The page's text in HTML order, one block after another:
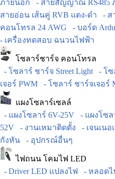
ภายนอก
- สายสัญญาณ RS485
สายอ่อน เส้นคู่ RVB แดง-ดำ
- ส
คอนโทรล 24 AWG
- บอร์ด
- เครื่องทดสอบ ฉนวนไฟฟ้า
โซลาร์ชาร์จ คอนโทรล
- โซลาร์ ชาร์จ Street Light
- โซ
เจอร์ PWM
- โซลาร์ ชาร์จเจอร์
แผงโซลาร์เซลล์
- แผงโซลาร์ 6V-25V
- แผงโซล
52V
- งานเหมาติดตั้ง
- เจนเนอ
กังหัน
- อุปกรณ์อื่นๆ
ไฟถนน โคมไฟ LED
- Driver LED แปลงไฟ
- หลอดไ